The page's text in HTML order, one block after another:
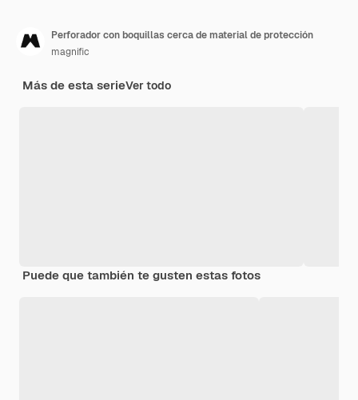
Perforador con boquillas cerca de material de protección
magnific
Más de esta serieVer todo
Puede que también te gusten estas fotos